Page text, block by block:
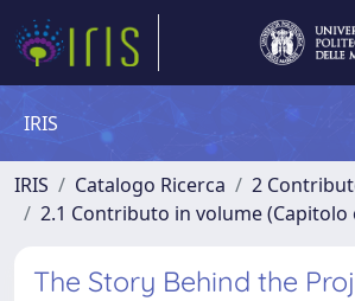
IRIS
IRIS Catalogo Ricerca
2
2.1 Contributo in volume (Capitolo
The Story Behind the